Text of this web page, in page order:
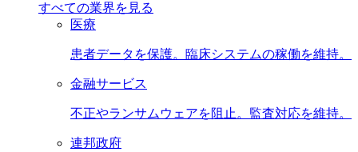
すべての業界を見る
医療
患者データを保護。臨床システムの稼働を維持。
金融サービス
不正やランサムウェアを阻止。監査対応を維持。
連邦政府